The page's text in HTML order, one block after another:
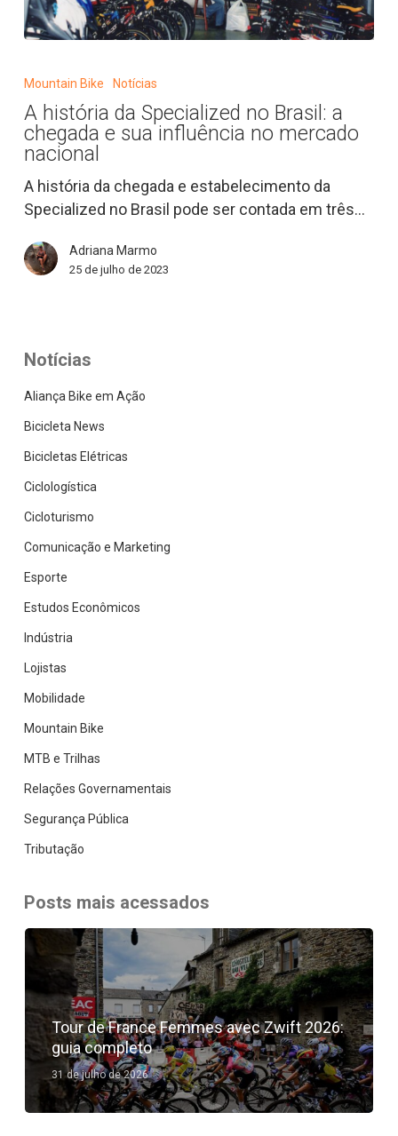
história
Specialized
no
Brasil:
a
chegada
sua
influência
nacional
Mountain Bike Notícias
A história da Specialized no Brasil: a
chegada e sua influência no mercado
nacional
A história da chegada e estabelecimento da
Specialized no Brasil pode ser contada em três…
Adriana Marmo
25 de julho de 2023
Notícias
Aliança Bike em Ação
Bicicleta News
Bicicletas Elétricas
Ciclologística
Cicloturismo
Comunicação e Marketing
Esporte
Estudos Econômicos
Indústria
Lojistas
Mobilidade
Mountain Bike
MTB e Trilhas
Relações Governamentais
Segurança Pública
Tributação
Posts mais acessados
Tour de France Femmes avec Zwift 2026:
guia completo
31 de julho de 2026